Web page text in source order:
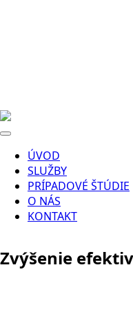
ÚVOD
SLUŽBY
PRÍPADOVÉ ŠTÚDIE
O NÁS
KONTAKT
Zvýšenie